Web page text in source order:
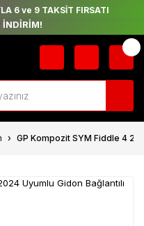
6 ve 9 TAKSİT FIRSATI
İNDİRİM!
GP Kompozit SYM Fiddle 4